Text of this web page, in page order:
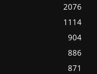
2076
1114
904
886
871